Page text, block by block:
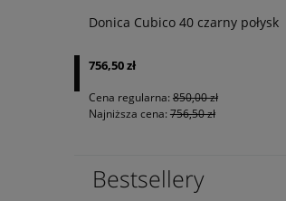
Donica Cubico 40 czarny połysk
756,50 zł
Cena regularna:850,00 zł
Najniższa cena:756,50 zł
Bestsellery